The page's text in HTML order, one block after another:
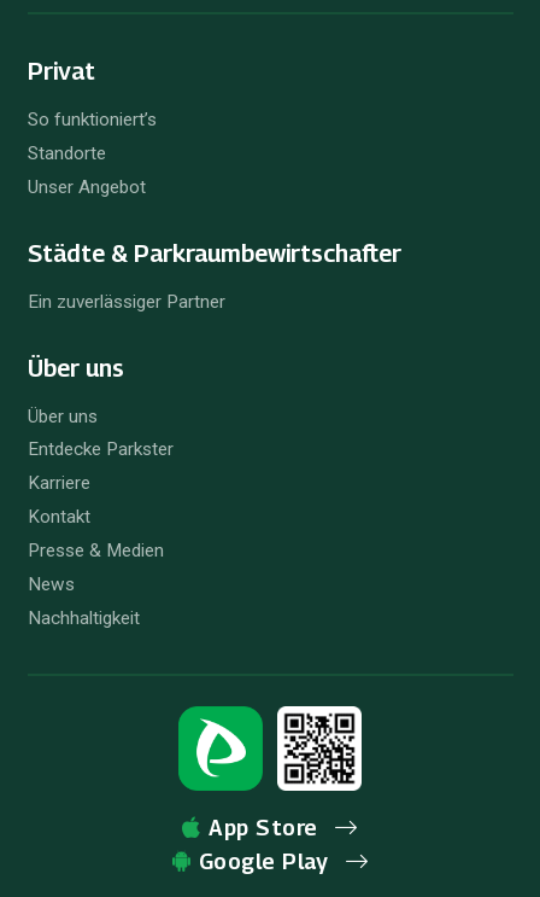
Privat
So funktioniert’s
Standorte
Unser Angebot
Städte & Parkraum­bewirtschafter
Ein zuverlässiger Partner
Über uns
Über uns
Entdecke Parkster
Karriere
Kontakt
Presse & Medien
News
Nachhaltigkeit
App Store
Google Play